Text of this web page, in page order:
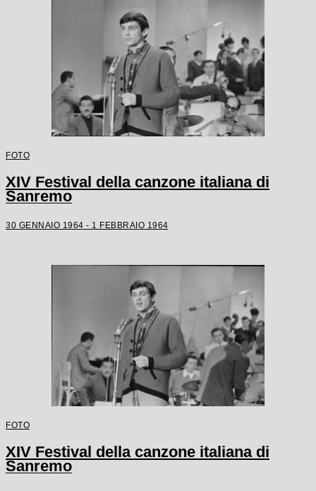
FOTO
XIV Festival della canzone italiana di
Sanremo
30 GENNAIO 1964 - 1 FEBBRAIO 1964
FOTO
XIV Festival della canzone italiana di
Sanremo